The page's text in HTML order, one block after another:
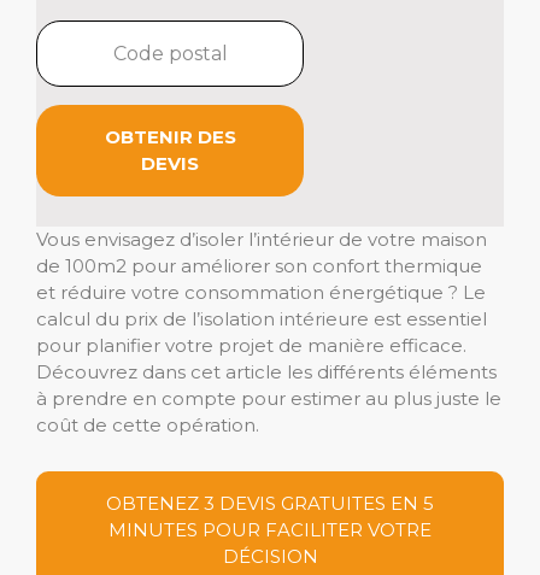
OBTENIR DES
DEVIS
Vous envisagez d’isoler l’intérieur de votre maison
de 100m2 pour améliorer son confort thermique
et réduire votre consommation énergétique ? Le
calcul du prix de l’isolation intérieure est essentiel
pour planifier votre projet de manière efficace.
Découvrez dans cet article les différents éléments
à prendre en compte pour estimer au plus juste le
coût de cette opération.
OBTENEZ 3 DEVIS GRATUITES EN 5
MINUTES POUR FACILITER VOTRE
DÉCISION